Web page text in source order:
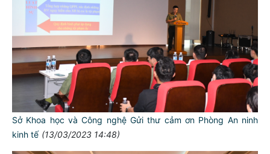
Sở Khoa học và Công nghệ Gửi thư cảm ơn Phòng An ninh
kinh tế (13/03/2023 14:48)